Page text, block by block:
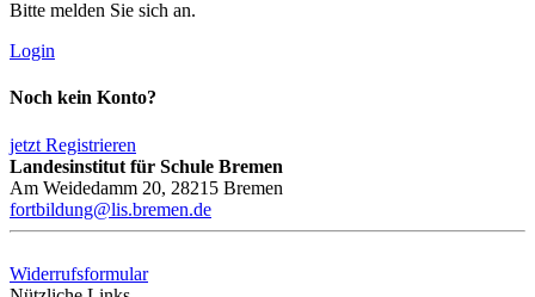
Bitte melden Sie sich an.
Login
Noch kein Konto?
jetzt Registrieren
Landesinstitut für Schule Bremen
Am Weidedamm 20, 28215 Bremen
fortbildung@lis.bremen.de
Widerrufsformular